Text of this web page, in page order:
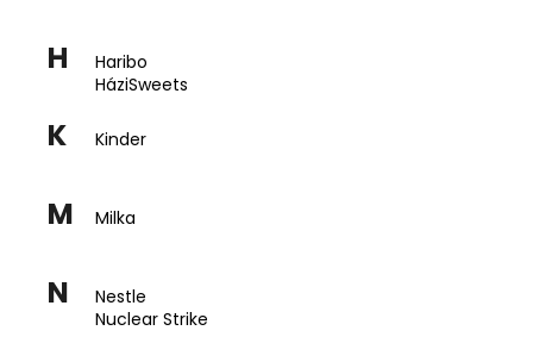
H
Haribo
HáziSweets
K Kinder
M Milka
N
Nestle
Nuclear Strike